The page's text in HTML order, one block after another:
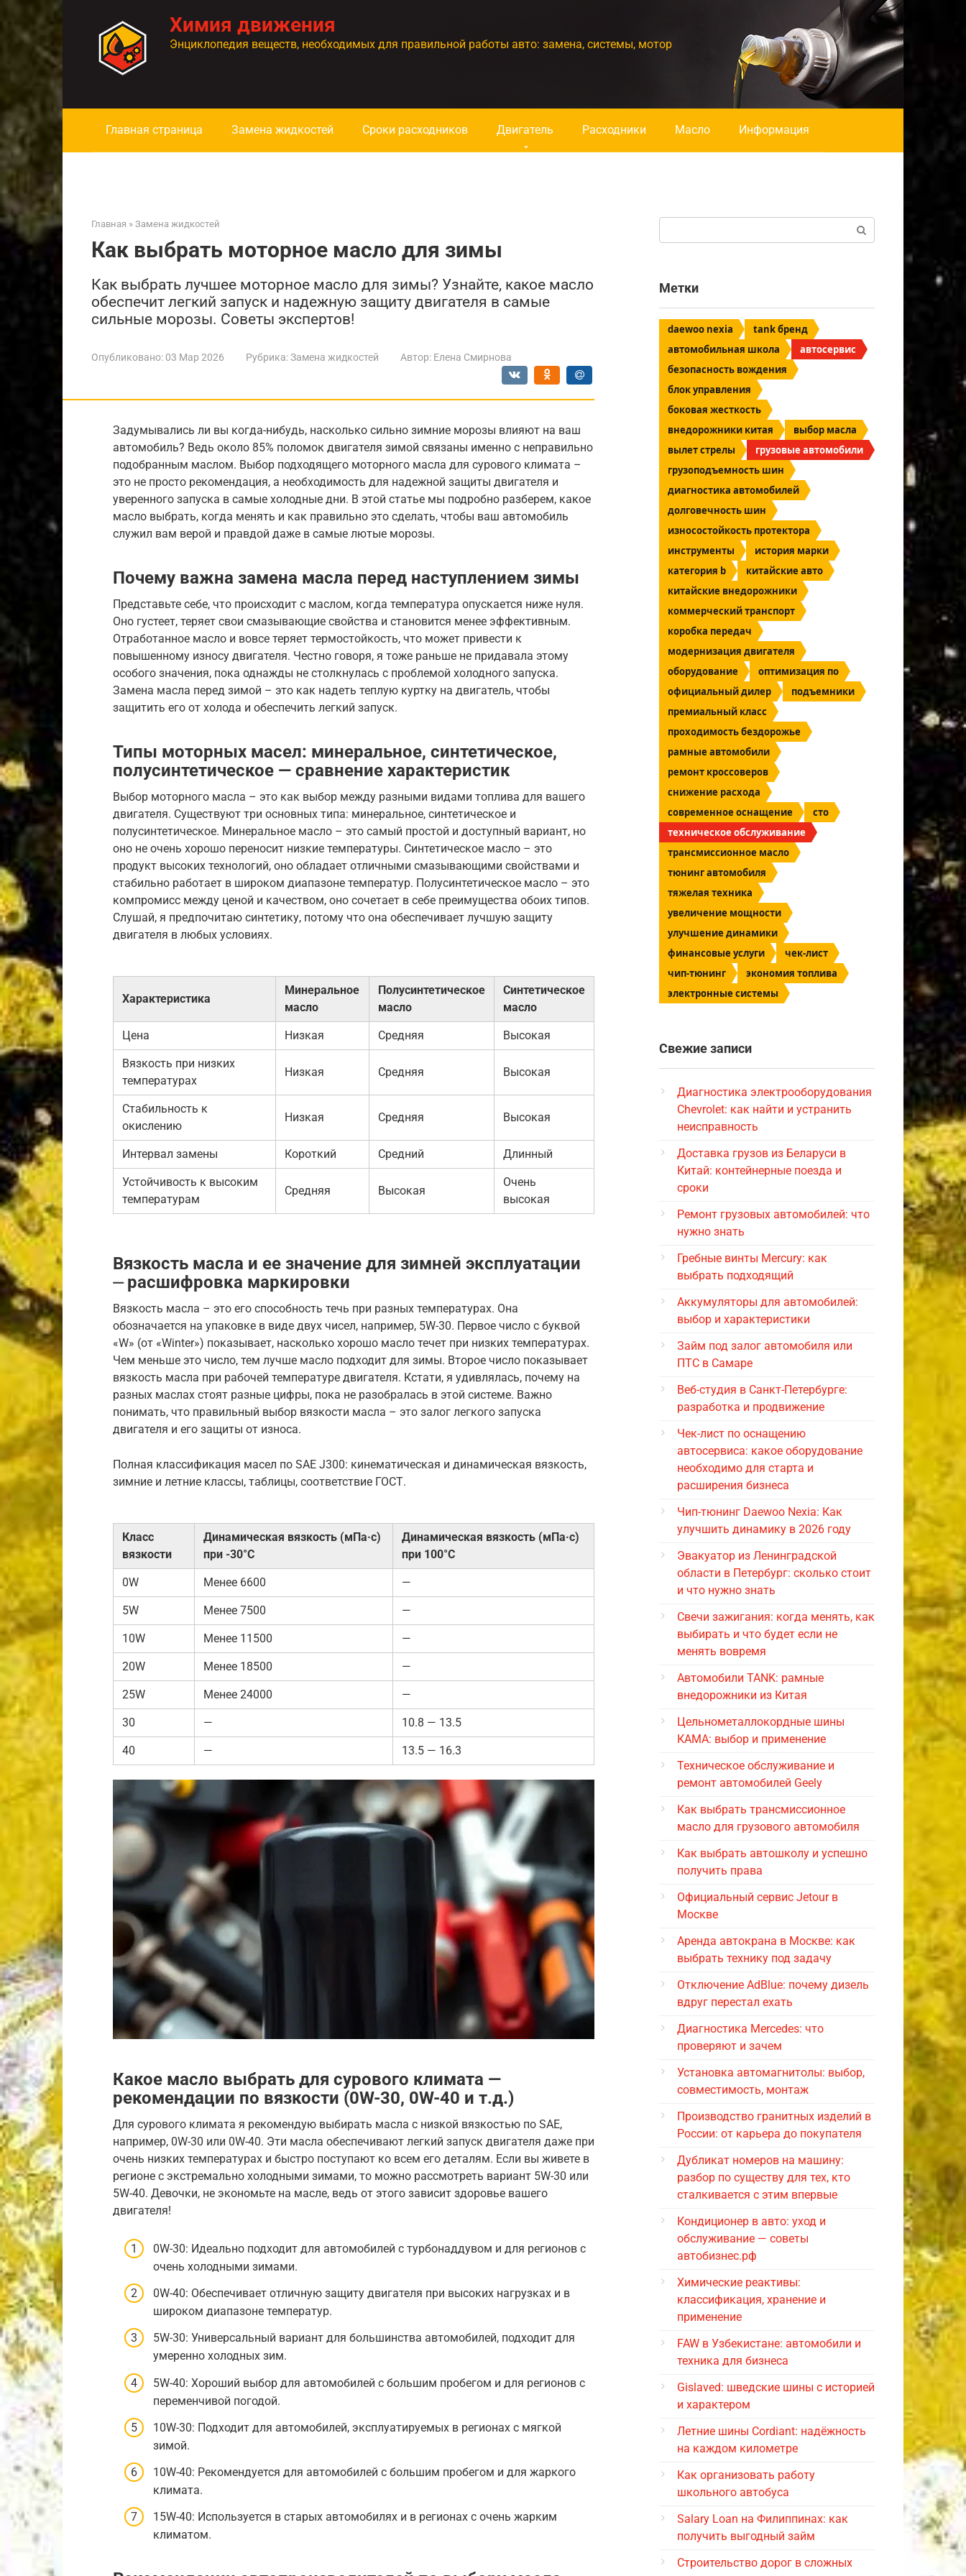
контенту
Химия движения
Энциклопедия веществ, необходимых для правильной работы авто: замена, системы, мотор
Главная страница Замена жидкостей Сроки расходников Двигатель Расходники Масло Информация
Главная » Замена жидкостей
Как выбрать моторное масло для зимы
Как выбрать лучшее моторное масло для зимы? Узнайте, какое масло
обеспечит легкий запуск и надежную защиту двигателя в самые
сильные морозы. Советы экспертов!
Опубликовано: 03 Мар 2026 Рубрика:Замена жидкостей Автор: Елена Смирнова
Задумывались ли вы когда-нибудь, насколько сильно зимние морозы влияют на ваш
автомобиль? Ведь около 85% поломок двигателя зимой связаны именно с неправильно
подобранным маслом. Выбор подходящего моторного масла для сурового климата –
это не просто рекомендация, а необходимость для надежной защиты двигателя и
уверенного запуска в самые холодные дни. В этой статье мы подробно разберем, какое
масло выбрать, когда менять и как правильно это сделать, чтобы ваш автомобиль
служил вам верой и правдой даже в самые лютые морозы.
Почему важна замена масла перед наступлением зимы
Представьте себе, что происходит с маслом, когда температура опускается ниже нуля.
Оно густеет, теряет свои смазывающие свойства и становится менее эффективным.
Отработанное масло и вовсе теряет термостойкость, что может привести к
повышенному износу двигателя. Честно говоря, я тоже раньше не придавала этому
особого значения, пока однажды не столкнулась с проблемой холодного запуска.
Замена масла перед зимой – это как надеть теплую куртку на двигатель, чтобы
защитить его от холода и обеспечить легкий запуск.
Типы моторных масел: минеральное, синтетическое,
полусинтетическое — сравнение характеристик
Выбор моторного масла – это как выбор между разными видами топлива для вашего
двигателя. Существуют три основных типа: минеральное, синтетическое и
полусинтетическое. Минеральное масло – это самый простой и доступный вариант, но
оно не очень хорошо переносит низкие температуры. Синтетическое масло – это
продукт высоких технологий, оно обладает отличными смазывающими свойствами и
стабильно работает в широком диапазоне температур. Полусинтетическое масло – это
компромисс между ценой и качеством, оно сочетает в себе преимущества обоих типов.
Слушай, я предпочитаю синтетику, потому что она обеспечивает лучшую защиту
двигателя в любых условиях.
Характеристика
Минеральное
масло
Полусинтетическое
масло
Синтетическое
масло
Цена Низкая Средняя Высокая
Вязкость при низких
температурах
Низкая Средняя Высокая
Стабильность к
окислению
Низкая Средняя Высокая
Интервал замены Короткий Средний Длинный
Устойчивость к высоким
температурам
Средняя Высокая
Очень
высокая
Вязкость масла и ее значение для зимней эксплуатации
⏤ расшифровка маркировки
Вязкость масла – это его способность течь при разных температурах. Она
обозначается на упаковке в виде двух чисел, например, 5W-30. Первое число с буквой
«W» (от «Winter») показывает, насколько хорошо масло течет при низких температурах.
Чем меньше это число, тем лучше масло подходит для зимы. Второе число показывает
вязкость масла при рабочей температуре двигателя. Кстати, я удивлялась, почему на
разных маслах стоят разные цифры, пока не разобралась в этой системе. Важно
понимать, что правильный выбор вязкости масла – это залог легкого запуска
двигателя и его защиты от износа.
Полная классификация масел по SAE J300: кинематическая и динамическая вязкость,
зимние и летние классы, таблицы, соответствие ГОСТ.
Класс
вязкости
Динамическая вязкость (мПа·с)
при -30°C
Динамическая вязкость (мПа·с)
при 100°C
0W Менее 6600 —
5W Менее 7500 —
10W Менее 11500 —
20W Менее 18500 —
25W Менее 24000 —
30 — 10.8 — 13.5
40 — 13.5 — 16.3
Какое масло выбрать для сурового климата —
рекомендации по вязкости (0W-30, 0W-40 и т.д.)
Для сурового климата я рекомендую выбирать масла с низкой вязкостью по SAE,
например, 0W-30 или 0W-40. Эти масла обеспечивают легкий запуск двигателя даже при
очень низких температурах и быстро поступают ко всем его деталям. Если вы живете в
регионе с экстремально холодными зимами, то можно рассмотреть вариант 5W-30 или
5W-40. Девочки, не экономьте на масле, ведь от этого зависит здоровье вашего
двигателя!
0W-30: Идеально подходит для автомобилей с турбонаддувом и для регионов с
очень холодными зимами.
0W-40: Обеспечивает отличную защиту двигателя при высоких нагрузках и в
широком диапазоне температур.
5W-30: Универсальный вариант для большинства автомобилей, подходит для
умеренно холодных зим.
5W-40: Хороший выбор для автомобилей с большим пробегом и для регионов с
переменчивой погодой.
10W-30: Подходит для автомобилей, эксплуатируемых в регионах с мягкой
зимой.
10W-40: Рекомендуется для автомобилей с большим пробегом и для жаркого
климата.
15W-40: Используется в старых автомобилях и в регионах с очень жарким
климатом.
Метки
daewoo nexia
tank бренд
автомобильная школа
автосервис
безопасность вождения
блок управления
боковая жесткость
внедорожники китая
выбор масла
вылет стрелы
грузовые автомобили
грузоподъемность шин
диагностика автомобилей
долговечность шин
износостойкость протектора
инструменты
история марки
категория b
китайские авто
китайские внедорожники
коммерческий транспорт
коробка передач
модернизация двигателя
оборудование
оптимизация по
официальный дилер
подъемники
премиальный класс
проходимость бездорожье
рамные автомобили
ремонт кроссоверов
снижение расхода
современное оснащение
сто
техническое обслуживание
трансмиссионное масло
тюнинг автомобиля
тяжелая техника
увеличение мощности
улучшение динамики
финансовые услуги
чек-лист
чип-тюнинг
экономия топлива
электронные системы
Свежие записи
Диагностика электрооборудования
Chevrolet: как найти и устранить
неисправность
Доставка грузов из Беларуси в
Китай: контейнерные поезда и
сроки
Ремонт грузовых автомобилей: что
нужно знать
Гребные винты Mercury: как
выбрать подходящий
Аккумуляторы для автомобилей:
выбор и характеристики
Займ под залог автомобиля или
ПТС в Самаре
Веб-студия в Санкт-Петербурге:
разработка и продвижение
Чек-лист по оснащению
автосервиса: какое оборудование
необходимо для старта и
расширения бизнеса
Чип-тюнинг Daewoo Nexia: Как
улучшить динамику в 2026 году
Эвакуатор из Ленинградской
области в Петербург: сколько стоит
и что нужно знать
Свечи зажигания: когда менять, как
выбирать и что будет если не
менять вовремя
Автомобили TANK: рамные
внедорожники из Китая
Цельнометаллокордные шины
КАМА: выбор и применение
Техническое обслуживание и
ремонт автомобилей Geely
Как выбрать трансмиссионное
масло для грузового автомобиля
Как выбрать автошколу и успешно
получить права
Официальный сервис Jetour в
Москве
Аренда автокрана в Москве: как
выбрать технику под задачу
Отключение AdBlue: почему дизель
вдруг перестал ехать
Диагностика Mercedes: что
проверяют и зачем
Установка автомагнитолы: выбор,
совместимость, монтаж
Производство гранитных изделий в
России: от карьера до покупателя
Дубликат номеров на машину:
разбор по существу для тех, кто
сталкивается с этим впервые
Кондиционер в авто: уход и
обслуживание — советы
автобизнес.рф
Химические реактивы:
классификация, хранение и
применение
FAW в Узбекистане: автомобили и
техника для бизнеса
Gislaved: шведские шины с историей
и характером
Летние шины Cordiant: надёжность
на каждом километре
Как организовать работу
школьного автобуса
Salary Loan на Филиппинах: как
получить выгодный займ
Строительство дорог в сложных